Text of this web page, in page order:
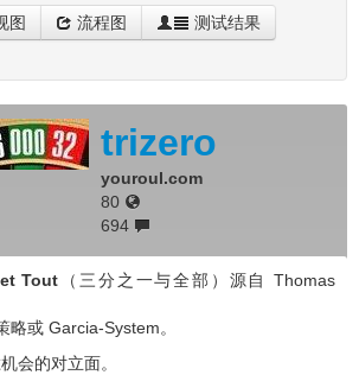
图 流程图 测试结果
trizero
youroul.com
80
694
Tout （三分之一与全部）源自 Thomas
略或 Garcia-System。
会的对立面。